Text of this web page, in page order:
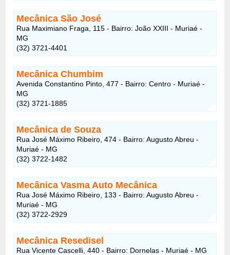
Mecânica São José
Rua Maximiano Fraga, 115 - Bairro: João XXIII - Muriaé -
MG
(32) 3721-4401
Mecânica Chumbim
Avenida Constantino Pinto, 477 - Bairro: Centro - Muriaé -
MG
(32) 3721-1885
Mecânica de Souza
Rua José Máximo Ribeiro, 474 - Bairro: Augusto Abreu -
Muriaé - MG
(32) 3722-1482
Mecânica Vasma Auto Mecânica
Rua José Máximo Ribeiro, 133 - Bairro: Augusto Abreu -
Muriaé - MG
(32) 3722-2929
Mecânica Resedisel
Rua Vicente Cascelli, 440 - Bairro: Dornelas - Muriaé - MG